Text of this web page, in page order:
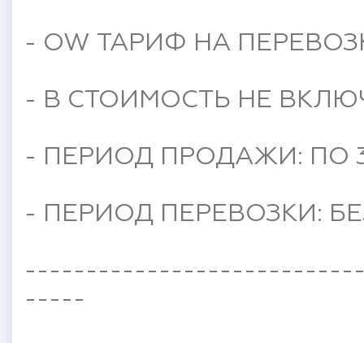
- OW ТАРИФ НА
- В СТОИМОСТЬ НЕ
- ПЕРИОД ПРОДАЖИ: ПО
- ПЕРИОД ПЕРЕВОЗКИ:
-----